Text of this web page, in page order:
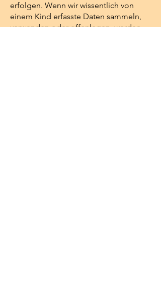
erfolgen. Wenn wir wissentlich von
einem Kind erfasste Daten sammeln,
verwenden oder offenlegen, werden